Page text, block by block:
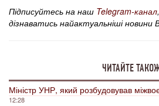
Підписуйтесь на наш Telegram-канал
дізнаватись найактуальніші новини
ЧИТАЙТЕ
Міністр УНР, який розбудовував
12:28